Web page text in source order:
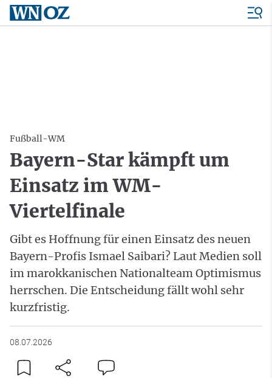
Fußball-WM
Bayern-Star kämpft um
Einsatz im WM-
Viertelfinale
Gibt es Hoffnung für einen Einsatz des neuen
Bayern-Profis Ismael Saibari? Laut Medien soll
im marokkanischen Nationalteam Optimismus
herrschen. Die Entscheidung fällt wohl sehr
kurzfristig.
08.07.2026